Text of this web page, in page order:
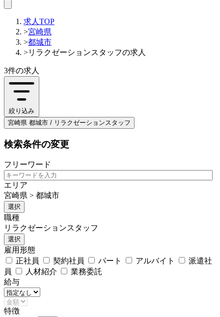
求人TOP
>宮崎県
>都城市
>リラクゼーションスタッフの求人
3件の求人
絞り込み
宮崎県 都城市 / リラクゼーションスタッフ
検索条件の変更
フリーワード
エリア
宮崎県 > 都城市
選択
職種
リラクゼーションスタッフ
選択
雇用形態
正社員
契約社員 パート アルバイト
派遣社
員
人材紹介
業務委託
給与
特徴